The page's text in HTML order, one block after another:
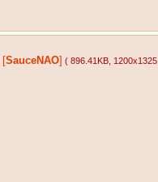
[SauceNAO] ( 896.41KB , 1200x1325